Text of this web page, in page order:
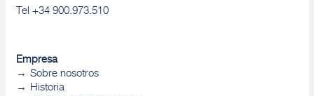
Tel +34 900.973.510
Empresa
Sobre nosotros
Historia